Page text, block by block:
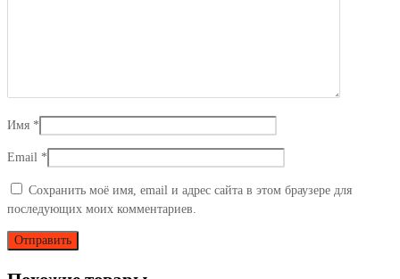
Имя *
Email *
Сохранить моё имя, email и адрес сайта в этом браузере для
последующих моих комментариев.